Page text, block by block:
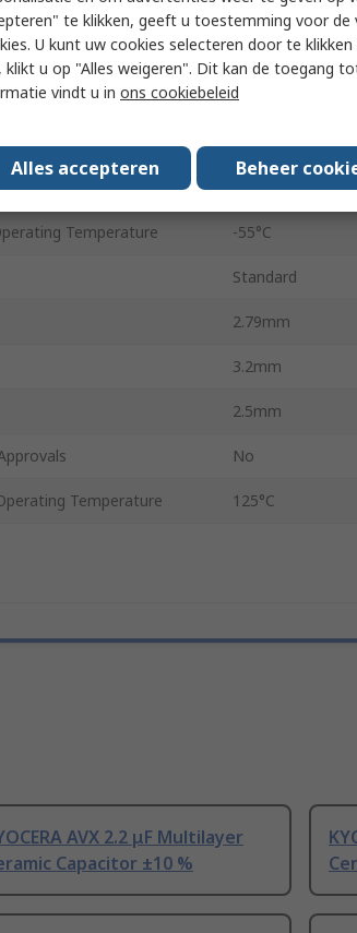
Surface
X7R
±10 %
Standard AEC-Q200
Type Surface Mount
Temperature -55°C
Standard
2.79mm
3.2mm
2.5mm
No
Temperature 125°C
AVX 2.2 μF Multilayer
Capacitor ±10 %
te klikken, geeft u toestemming voor de
U kunt uw cookies selecteren door te
klikt u op "Alles weigeren". Dit kan de toegang
vindt u in ons cookiebeleid
Alles accepteren Beheer